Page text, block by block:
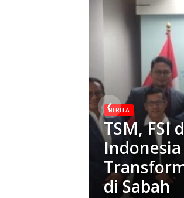
BERITA
TSM, FSI
di Sabah
❮